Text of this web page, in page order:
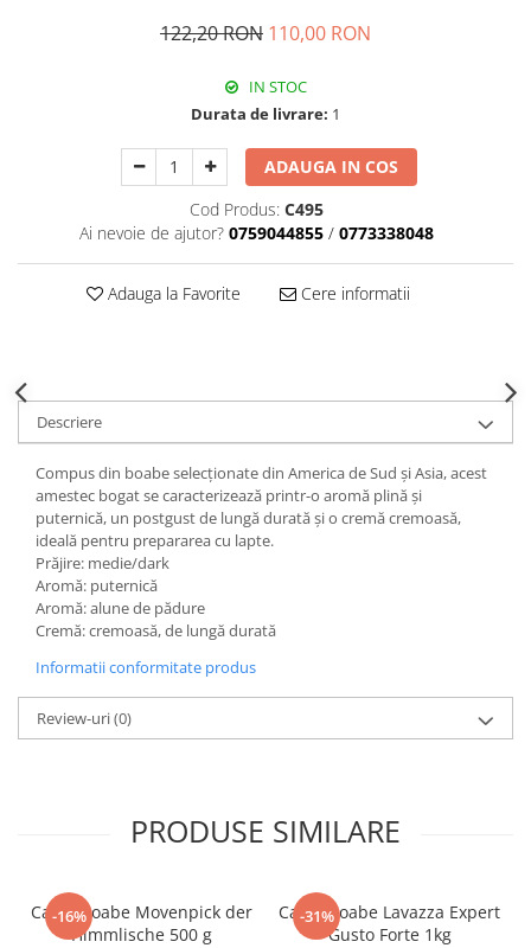
122,20 RON 110,00 RON
IN STOC
Durata de livrare: 1
ADAUGA IN COS
Cod Produs: C495
Ai nevoie de ajutor? 0759044855 / 0773338048
Adauga la Favorite Cere informatii
Descriere
Compus din boabe selecționate din America de Sud și Asia, acest
amestec bogat se caracterizează printr-o aromă plină și
puternică, un postgust de lungă durată și o cremă cremoasă,
ideală pentru prepararea cu lapte.
Prăjire: medie/dark
Aromă: puternică
Aromă: alune de pădure
Cremă: cremoasă, de lungă durată
Informatii conformitate produs
Review-uri(0)
PRODUSE SIMILARE
-16%
Cafea boabe Movenpick der
Himmlische 500 g
-31%
Cafea boabe Lavazza Expert
Gusto Forte 1kg